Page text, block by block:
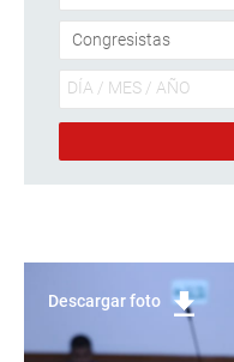
Descargar foto